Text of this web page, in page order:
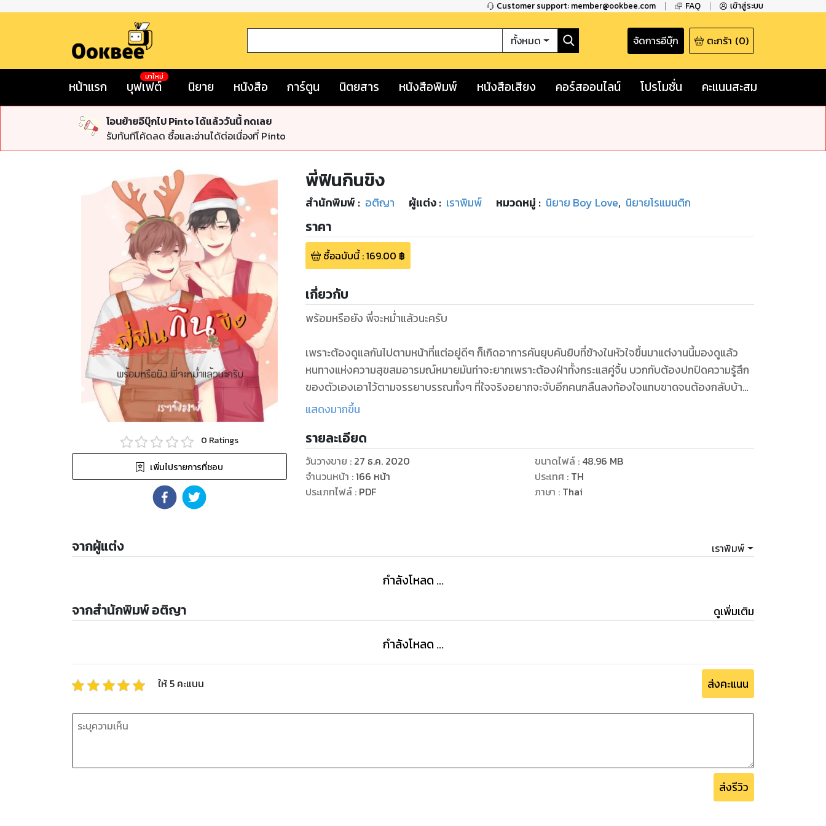
Customer support: member@ookbee.com FAQ เข้าสู่ระบบ
ทั้งหมด จัดการอีบุ๊ก ตะกร้า (0)
หน้าแรก บุฟเฟต์
มาใหม่
นิยาย หนังสือ การ์ตูน นิตยสาร หนังสือพิมพ์ หนังสือเสียง คอร์สออนไลน์ โปรโมชั่น คะแนนสะสม
โอนย้ายอีบุ๊กไป Pinto ได้แล้ววันนี้ กดเลย
รับทันทีโค้ดลด ซื้อและอ่านได้ต่อเนื่องที่ Pinto
0 Ratings
เพิ่มไปรายการที่ชอบ
พี่ฟินกินขิง
สำนักพิมพ์ : อติญา ผู้แต่ง : เราพิมพ์ หมวดหมู่ : นิยาย Boy Love, นิยายโรแมนติก
ราคา
ซื้อฉบับนี้:169.00 ฿
เกี่ยวกับ
พร้อมหรือยัง พี่จะหม่ำแล้วนะครับ
เพราะต้องดูแลกันไปตามหน้าที่แต่อยู่ดีๆ ก็เกิดอาการคันยุบคันยิบที่ข้างในหัวใจขึ้นมาแต่งานนี้มองดูแล้ว
หนทางแห่งความสุขสมอารมณ์หมายมันท่าจะยากเพราะต้องฝ่าทั้งกระแสคู่จิ้น บวกกับต้องปกปิดความรู้สึก
ของตัวเองเอาไว้ตามจรรยาบรรณทั้งๆ ที่ใจจริงอยากจะจับอีกคนกลืนลงท้องใจแทบขาดจนต้องกลับบ้าน
ไปนอนเอาขาก่ายหน้าผากกันอยู่หลายคืน
แสดงมากขึ้น
รายละเอียด
วันวางขาย : 27 ธ.ค. 2020
จำนวนหน้า :166 หน้า
ประเภทไฟล์: PDF
ขนาดไฟล์: 48.96 MB
ประเทศ : TH
ภาษา : Thai
จากผู้แต่ง เราพิมพ์
กำลังโหลด ...
จากสำนักพิมพ์ อติญา ดูเพิ่มเติม
กำลังโหลด ...
ให้ 5 คะแนน ส่งคะแนน
ส่งรีวิว